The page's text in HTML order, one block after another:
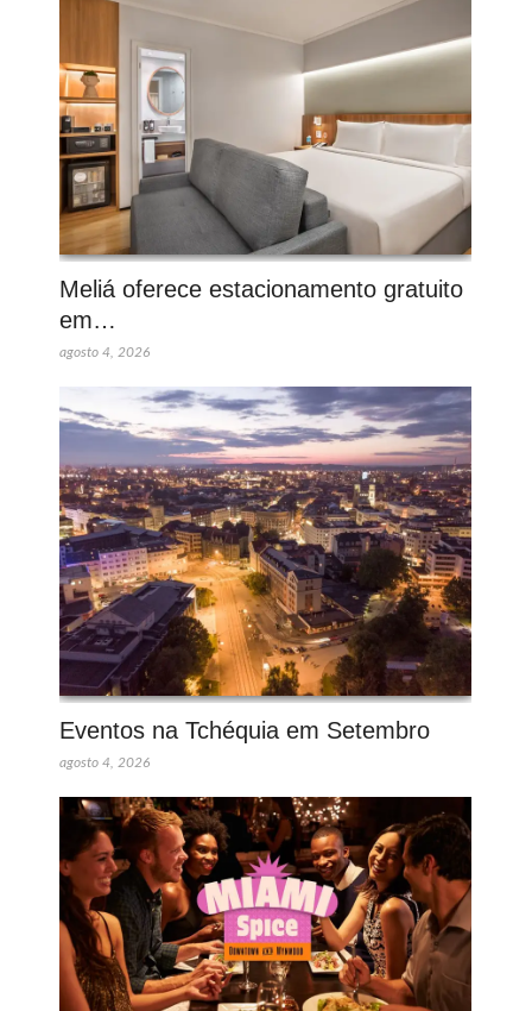
Meliá oferece estacionamento gratuito
em…
agosto 4, 2026
Eventos na Tchéquia em Setembro
agosto 4, 2026